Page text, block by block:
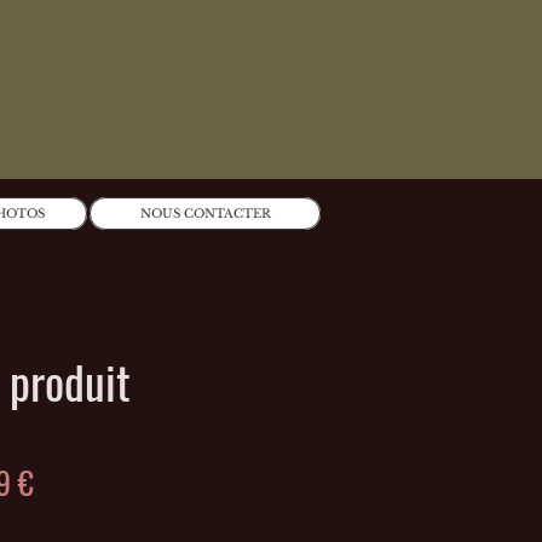
produit
€Prix
NOUS CONTACTER